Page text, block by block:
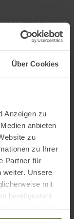
Über Cookies
Anzeigen zu
anbieten
zu
zu Ihrer
Partner für
weiter. Unsere
mit
bereitgestellt
11, 1762 Givisiez,